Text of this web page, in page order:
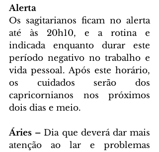
Alerta
Os sagitarianos ficam no alerta
até às 20h10, e a rotina e
indicada enquanto durar este
período negativo no trabalho e
vida pessoal. Após este horário,
os cuidados serão dos
capricornianos nos próximos
dois dias e meio.
Áries – Dia que deverá dar mais
atenção ao lar e problemas